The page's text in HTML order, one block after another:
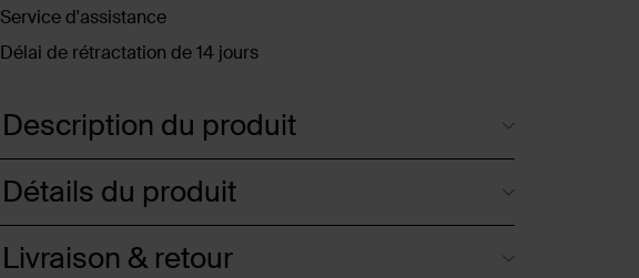
Service d'assistance
Délai de rétractation de 14 jours
Description du produit
Détails du produit
Livraison & retour